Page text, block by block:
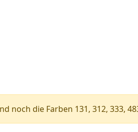
die Farben 131, 312, 333,